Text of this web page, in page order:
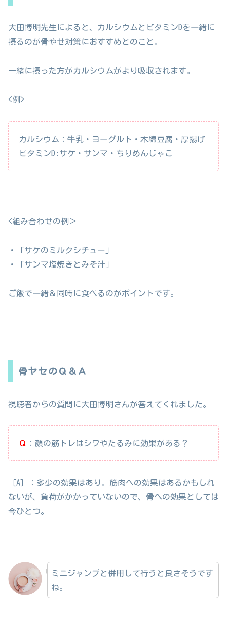
大田博明先生によると、カルシウムとビタミンDを一緒に
摂るのが骨やせ対策におすすめとのこと。
一緒に摂った方がカルシウムがより吸収されます。
<例>
カルシウム：牛乳・ヨーグルト・木綿豆腐・厚揚げ
ビタミンD:サケ・サンマ・ちりめんじゃこ
<組み合わせの例＞
・「サケのミルクシチュー」
・「サンマ塩焼きとみそ汁」
ご飯で一緒＆同時に食べるのがポイントです。
骨ヤセのＱ＆Ａ
視聴者からの質問に大田博明さんが答えてくれました。
Ｑ ：顔の筋トレはシワやたるみに効果がある？
［A］：多少の効果はあり。筋肉への効果はあるかもしれ
ないが、負荷がかかっていないので、骨への効果としては
今ひとつ。
ミニジャンプと併用して行うと良さそうです
ね。